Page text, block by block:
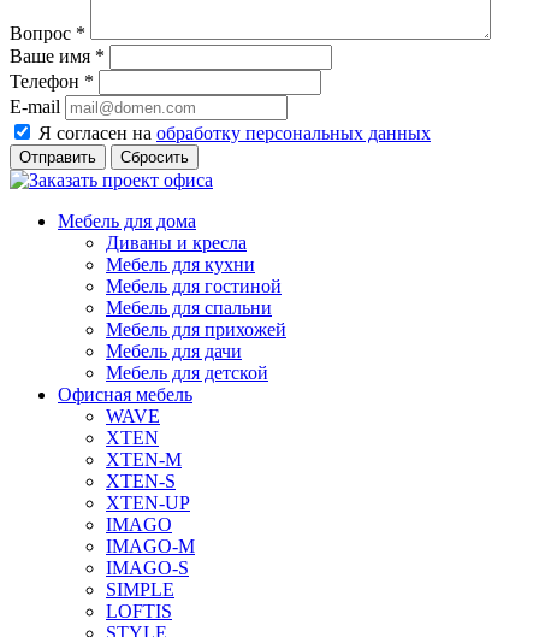
Вопрос *
Ваше имя *
Телефон *
E-mail
Я согласен на обработку персональных данных
Сбросить
Мебель для дома
Диваны и кресла
Мебель для кухни
Мебель для гостиной
Мебель для спальни
Мебель для прихожей
Мебель для дачи
Мебель для детской
Офисная мебель
WAVE
XTEN
XTEN-M
XTEN-S
XTEN-UP
IMAGO
IMAGO-M
IMAGO-S
SIMPLE
LOFTIS
STYLE